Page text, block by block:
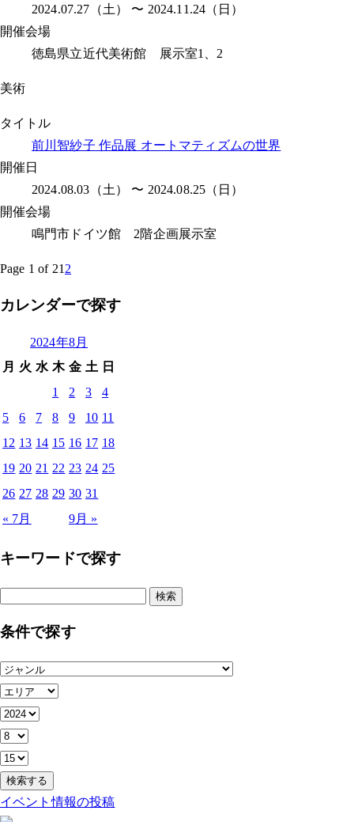
2024.07.27（土） 〜 2024.11.24（日）
開催会場
徳島県立近代美術館 展示室1、2
美術
タイトル
前川智紗子 作品展 オートマティズムの世界
開催日
2024.08.03（土） 〜 2024.08.25（日）
開催会場
鳴門市ドイツ館 2階企画展示室
Page 1 of 21 2
カレンダーで探す
2024年8月
月 火 水 木 金 土 日
« 7月 9月 »
1 2 3
4
5
6 7 8 9 10 11
12 13 14 15 16 17 18
19 20 21 22 23 24 25
26 27 28 29 30 31
キーワードで探す
条件で探す
イベント情報の投稿